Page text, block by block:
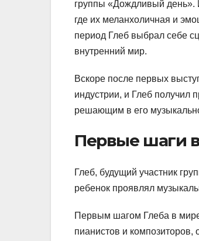
группы «Дождливый день».
где их меланхоличная и
период Глеб выбрал себе
внутренний мир.
Вскоре после первых
индустрии, и Глеб получил
решающим в его
Первые шаги
Глеб, будущий участник
ребенок проявлял
Первым шагом Глеба в
пианистов и